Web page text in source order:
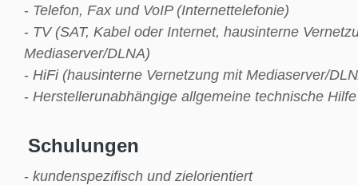
- Telefon, Fax und VoIP (Internettelefonie)
- TV (SAT, Kabel oder Internet, hausinterne
Mediaserver/DLNA)
- HiFi (hausinterne Vernetzung mit Mediaserver/
- Herstellerunabhängige allgemeine technische Hilfe
Schulungen
- kundenspezifisch und zielorientiert